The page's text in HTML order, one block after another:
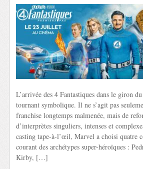
L’arrivée des 4 Fantastiques dans le giron
tournant symbolique. Il ne s’agit pas
franchise longtemps malmenée, mais de
d’interprètes singuliers, intenses et
casting tape-à-l’œil, Marvel a choisi quatre
courant des archétypes super-héroïques :
Kirby, […]